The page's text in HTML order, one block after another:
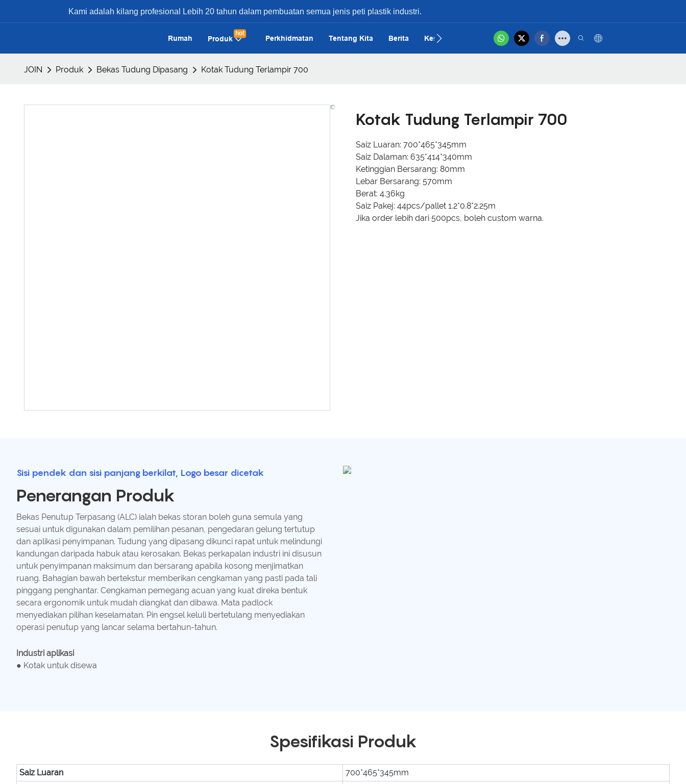
Kami adalah kilang profesional Lebih 20 tahun dalam pembuatan semua jenis peti plastik industri.
Rumah Produk
hot
Perkhidmatan Tentang Kita Berita Kes Hubungi Kami Video Produk
hot
JOIN Produk Bekas Tudung Dipasang Kotak Tudung Terlampir 700
Kotak Tudung Terlampir 700
Saiz Luaran: 700*465*345mm
Saiz Dalaman: 635*414*340mm
Ketinggian Bersarang: 80mm
Lebar Bersarang: 570mm
Berat: 4.36kg
Saiz Pakej: 44pcs/pallet 1.2*0.8*2.25m
Jika order lebih dari 500pcs, boleh custom warna.
Sisi pendek dan sisi panjang berkilat, Logo besar dicetak
Penerangan Produk
Bekas Penutup Terpasang (ALC) ialah bekas storan boleh guna semula yang
sesuai untuk digunakan dalam pemilihan pesanan, pengedaran gelung tertutup
dan aplikasi penyimpanan. Tudung yang dipasang dikunci rapat untuk melindungi
kandungan daripada habuk atau kerosakan. Bekas perkapalan industri ini disusun
untuk penyimpanan maksimum dan bersarang apabila kosong menjimatkan
ruang. Bahagian bawah bertekstur memberikan cengkaman yang pasti pada tali
pinggang penghantar. Cengkaman pemegang acuan yang kuat direka bentuk
secara ergonomik untuk mudah diangkat dan dibawa. Mata padlock
menyediakan pilihan keselamatan. Pin engsel keluli bertetulang menyediakan
operasi penutup yang lancar selama bertahun-tahun.
Industri aplikasi
● Kotak untuk disewa
Spesifikasi Produk
Saiz Luaran
700*465*345mm